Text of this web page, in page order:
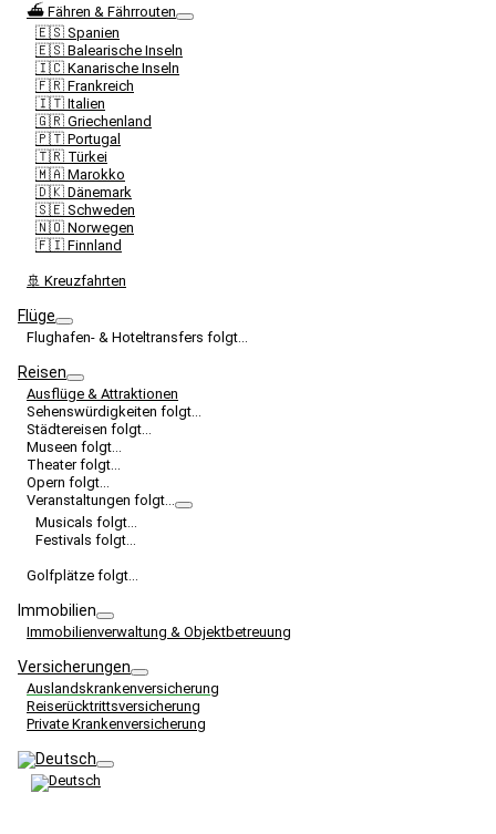
⛴️ Fähren & Fährrouten
🇪🇸 Spanien
🇪🇸 Balearische Inseln
🇮🇨 Kanarische Inseln
🇫🇷 Frankreich
🇮🇹 Italien
🇬🇷 Griechenland
🇵🇹 Portugal
🇹🇷 Türkei
🇲🇦 Marokko
🇩🇰 Dänemark
🇸🇪 Schweden
🇳🇴 Norwegen
🇫🇮 Finnland
🚢 Kreuzfahrten
Flüge
Flughafen- & Hoteltransfers folgt…
Reisen
Ausflüge & Attraktionen
Sehenswürdigkeiten folgt…
Städtereisen folgt…
Museen folgt…
Theater folgt…
Opern folgt…
Veranstaltungen folgt…
Musicals folgt…
Festivals folgt…
Golfplätze folgt…
Immobilien
Immobilienverwaltung & Objektbetreuung
Versicherungen
Auslandskrankenversicherung
Reiserücktrittsversicherung
Private Krankenversicherung